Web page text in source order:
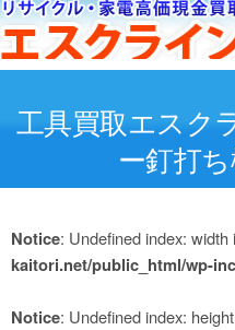
工具買取エスク
ー釘打
Notice: Undefined index: width
kaitori.net/public_html/wp-
Notice: Undefined index: